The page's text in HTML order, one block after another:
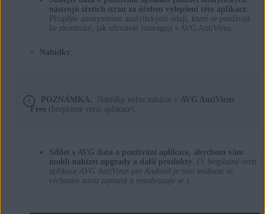
nástrojů třetích stran za účelem vylepšení této aplikace:
Přispějte anonymními analytickými údaji, které se používají
ke zkoumání, jak uživatelé interagují s AVG AntiVirus.
Nabídky
POZNÁMKA: Nabídky nelze zakázat v AVG AntiVirus
Free(bezplatné verzi aplikace).
Sdílet s AVG data o používání aplikace, abychom vám
mohli nabízet upgrady a další produkty . ( V bezplatné verzi
aplikace AVG AntiVirus pro Android je tato možnost ve
výchozím stavu zapnutá a nezobrazuje se. )